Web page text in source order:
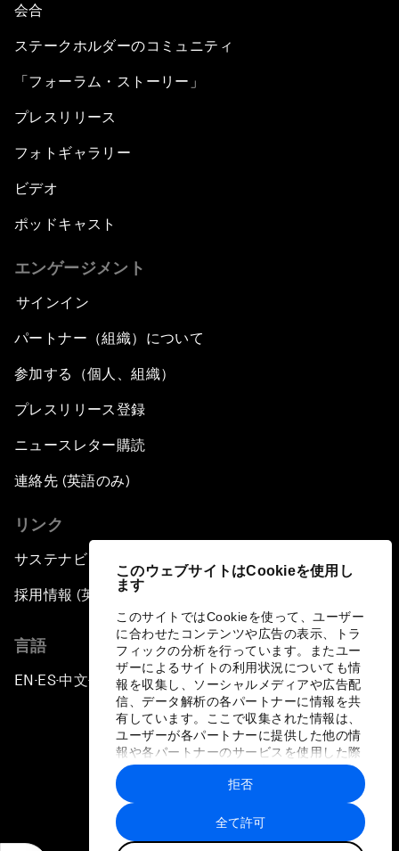
このウェブサイトはCookieを使用し
ます
このサイトではCookieを使って、ユーザー
に合わせたコンテンツや広告の表示、トラ
フィックの分析を行っています。またユー
ザーによるサイトの利用状況についても情
報を収集し、ソーシャルメディアや広告配
信、データ解析の各パートナーに情報を共
有しています。ここで収集された情報は、
ユーザーが各パートナーに提供した他の情
報や各パートナーのサービスを使用した際
に収集された情報と組み合わされ、各パー
トナーによって使用されることがありま
す。
全て許可
拒否
会合
ステークホルダーのコミュニティ
「フォーラム・ストーリー」
プレスリリース
フォトギャラリー
ビデオ
ポッドキャスト
エンゲージメント
サインイン
パートナー（組織）について
参加する（個人、組織）
プレスリリース登録
ニュースレター購読
連絡先 (英語のみ)
リンク
サステナビリティへの取り組み
採用情報 (英語のみ)
言語
EN ▪ES▪中文▪ 日本語
プライバシーポリシーと利用規約
サイトマップ